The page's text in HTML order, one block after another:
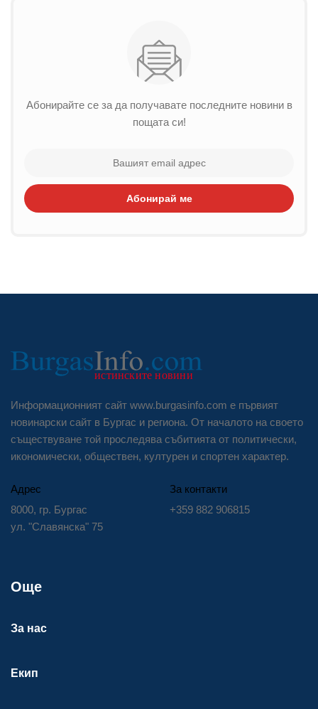
Абонирайте се за да получавате последните новини в
пощата си!
Абонирай ме
Информационният сайт www.burgasinfo.com е първият
новинарски сайт в Бургас и региона. От началото на своето
съществуване той проследява събитията от политически,
икономически, обществен, културен и спортен характер.
Адрес
8000, гр. Бургас
ул. "Славянска" 75
За контакти
+359 882 906815
Още
За нас
Екип